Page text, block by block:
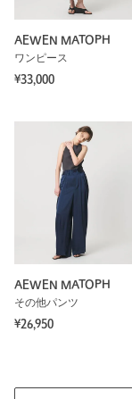
AEWEN MATOPH
ワンピース
¥33,000
AEWEN MATOPH
その他パンツ
¥26,950